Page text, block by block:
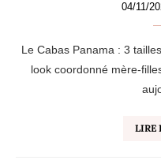
04/11/
Le Cabas Panama : 3
look coordonné mère-
LIRE